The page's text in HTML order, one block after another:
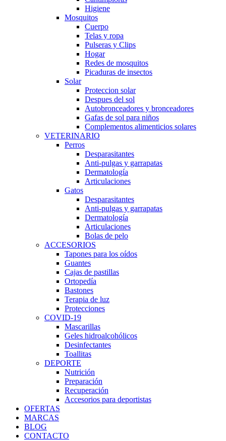
Higiene
Mosquitos
Cuerpo
Telas y ropa
Pulseras y Clips
Hogar
Redes de mosquitos
Picaduras de insectos
Solar
Proteccion solar
Despues del sol
Autobronceadores y bronceadores
Gafas de sol para niños
Complementos alimenticios solares
VETERINARIO
Perros
Desparasitantes
Anti-pulgas y garrapatas
Dermatología
Articulaciones
Gatos
Desparasitantes
Anti-pulgas y garrapatas
Dermatología
Articulaciones
Bolas de pelo
ACCESORIOS
Tapones para los oídos
Guantes
Cajas de pastillas
Ortopedía
Bastones
Terapia de luz
Protecciones
COVID-19
Mascarillas
Geles hidroalcohólicos
Desinfectantes
Toallitas
DEPORTE
Nutrición
Preparación
Recuperación
Accesorios para deportistas
OFERTAS
MARCAS
BLOG
CONTACTO